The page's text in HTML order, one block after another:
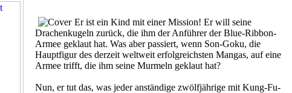
Er ist ein Kind mit einer Mission! Er will seine
Drachenkugeln zurück, die ihm der Anführer der Blue-Ribbon-
Armee geklaut hat. Was aber passiert, wenn Son-Goku, die
Hauptfigur des derzeit weltweit erfolgreichsten Mangas, auf eine
Armee trifft, die ihm seine Murmeln geklaut hat?
Nun, er tut das, was jeder anständige zwölfjährige mit Kung-Fu-